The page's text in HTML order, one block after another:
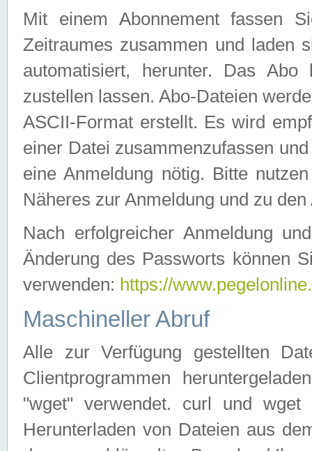
Mit einem Abonnement fassen
Zeitraumes zusammen und laden
automatisiert, herunter. Das
zustellen lassen. Abo-Dateien
ASCII-Format erstellt. Es wird
einer Datei zusammenzufassen
eine Anmeldung nötig. Bitte
Näheres zur Anmeldung und zu
Nach erfolgreicher Anmeldung
Änderung des Passworts können
verwenden: https://
Maschineller Abruf
Alle zur Verfügung gestellten
Clientprogrammen
"wget" verwendet. curl und wget
Herunterladen von Dateien aus